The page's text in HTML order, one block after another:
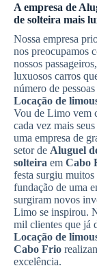
A empresa de
de solteira mais
Nossa empresa
nos preocupamos
nossos
luxuosos carros
número de
Locação de
Vou de Limo vem
cada vez mais
uma empresa de
setor de Aluguel
solteira em Cabo
festa surgiu muitos
fundação de uma
surgiram novos
Limo se inspirou.
mil clientes que já
Locação de
Cabo Frio
excelência.